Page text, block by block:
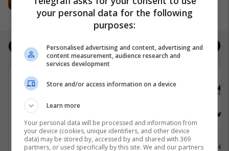
Expo Prishtina
Jobs Real Estate
Elkos Group
Specialist Mishi (Kasap)
Ferizaj
Sales
Manager
Prishtinë
your personal data for the following
purposes:
Personalised advertising and content, advertising and
content measurement, audience research and
services development
Store and/or access information on a device
Learn more
Your personal data will be processed and information from
your device (cookies, unique identifiers, and other device
data) may be stored by, accessed by and shared with 369
partners, or used specifically by this site. We and our partners